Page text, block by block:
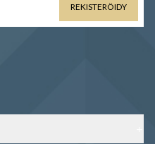
REKISTERÖIDY